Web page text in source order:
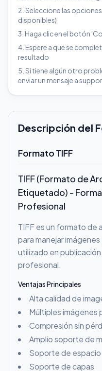
Seleccione las
disponibles)
Haga clic en el botón
Espere a que se
resultado
Si tiene algún otro
enviar un mensaje a
Descripción del
Formato TIFF
TIFF (Formato de
Etiquetado) -
Profesional
TIFF es un formato de
para manejar
utilizado en
profesional.
Ventajas Principales
Alta calidad de
Múltiples imágenes
Compresión sin
Amplio soporte de
Soporte de
Soporte de capas